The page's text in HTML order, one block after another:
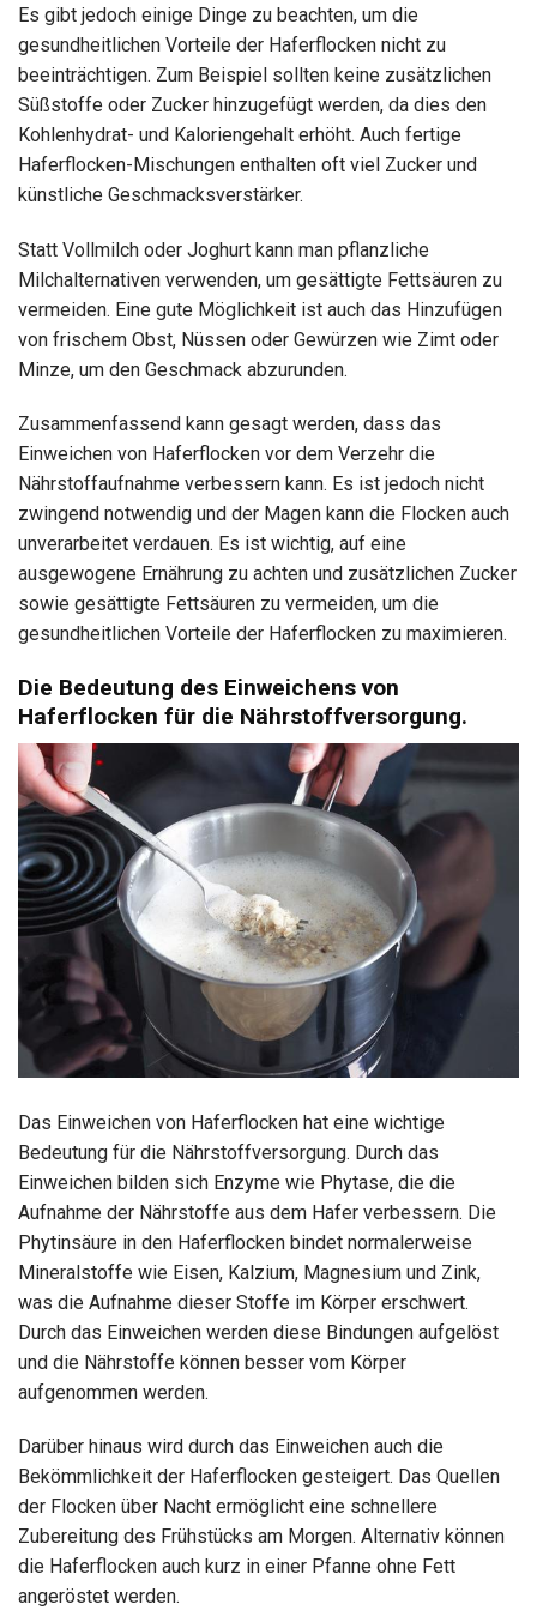
Es gibt jedoch einige Dinge zu beachten, um die
gesundheitlichen Vorteile der Haferflocken nicht zu
beeinträchtigen. Zum Beispiel sollten keine zusätzlichen
Süßstoffe oder Zucker hinzugefügt werden, da dies den
Kohlenhydrat- und Kaloriengehalt erhöht. Auch fertige
Haferflocken-Mischungen enthalten oft viel Zucker und
künstliche Geschmacksverstärker.
Statt Vollmilch oder Joghurt kann man pflanzliche
Milchalternativen verwenden, um gesättigte Fettsäuren zu
vermeiden. Eine gute Möglichkeit ist auch das Hinzufügen
von frischem Obst, Nüssen oder Gewürzen wie Zimt oder
Minze, um den Geschmack abzurunden.
Zusammenfassend kann gesagt werden, dass das
Einweichen von Haferflocken vor dem Verzehr die
Nährstoffaufnahme verbessern kann. Es ist jedoch nicht
zwingend notwendig und der Magen kann die Flocken auch
unverarbeitet verdauen. Es ist wichtig, auf eine
ausgewogene Ernährung zu achten und zusätzlichen Zucker
sowie gesättigte Fettsäuren zu vermeiden, um die
gesundheitlichen Vorteile der Haferflocken zu maximieren.
Die Bedeutung des Einweichens von
Haferflocken für die Nährstoffversorgung.
Das Einweichen von Haferflocken hat eine wichtige
Bedeutung für die Nährstoffversorgung. Durch das
Einweichen bilden sich Enzyme wie Phytase, die die
Aufnahme der Nährstoffe aus dem Hafer verbessern. Die
Phytinsäure in den Haferflocken bindet normalerweise
Mineralstoffe wie Eisen, Kalzium, Magnesium und Zink,
was die Aufnahme dieser Stoffe im Körper erschwert.
Durch das Einweichen werden diese Bindungen aufgelöst
und die Nährstoffe können besser vom Körper
aufgenommen werden.
Darüber hinaus wird durch das Einweichen auch die
Bekömmlichkeit der Haferflocken gesteigert. Das Quellen
der Flocken über Nacht ermöglicht eine schnellere
Zubereitung des Frühstücks am Morgen. Alternativ können
die Haferflocken auch kurz in einer Pfanne ohne Fett
angeröstet werden.